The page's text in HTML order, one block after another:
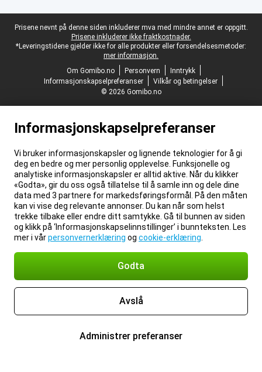
Juridisk bunntekst
Prisene nevnt på denne siden inkluderer mva med mindre annet er oppgitt.
Prisene inkluderer ikke fraktkostnader.
*Leveringstidene gjelder ikke for alle produkter eller forsendelsesmetoder:
mer informasjon.
Om Gomibo.no
Personvern
Inntrykk
Informasjonskapselpreferanser
Vilkår og betingelser
© 2026 Gomibo.no
Informasjonskapselpreferanser
Vi bruker informasjonskapsler og lignende teknologier for å gi
deg en bedre og mer personlig opplevelse. Funksjonelle og
analytiske informasjonskapsler er alltid aktive. Når du klikker
«Godta», gir du oss også tillatelse til å samle inn og dele dine
data med 3 partnere for markedsføringsformål. På den måten
kan vi vise deg relevante annonser. Du kan når som helst
trekke tilbake eller endre ditt samtykke. Gå til bunnen av siden
og klikk på ‘Informasjonskapselinnstillinger’ i bunnteksten. Les
mer i vårpersonvernerklæring og cookie-erklæring
Godta
Avslå
Administrer preferanser